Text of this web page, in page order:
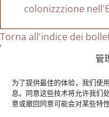
管
为了提供最佳的体验，我们使
息。同意这些技术将允许我们
意或撤回同意可能会对某些特
colonizzzione
Torna all'indice dei
保罗-克雷西基
Cortile
电话0583